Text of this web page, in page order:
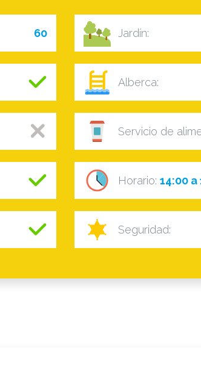
60 Jardín:
Alberca:
Servicio de
Horario: 14:00 a
Seguridad: